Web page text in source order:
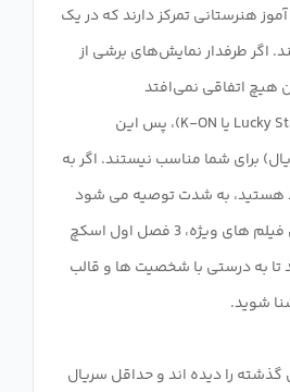
6 دانش آموز هنرستانی تمرکز دارند که در یک
اگر طرفدار نمایش‌های برشی از
هیچ اتفاقی نمی‌افتد
(نمایش‌هایی مانند Lucky Star یا K-ON)، پس این
برای شما مناسب نیستند. اگر به
هستید، به شدت توصیه می شود
که قبل از تماشای این فیلم های ویژه، 3 فصل اول اسکچ
تا به درستی با شخصیت ها و قالب
که 3 فصل گذشته را دیده اند و حداقل سریال